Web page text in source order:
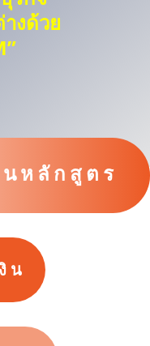
งด้วย
นหลักสูตร
น